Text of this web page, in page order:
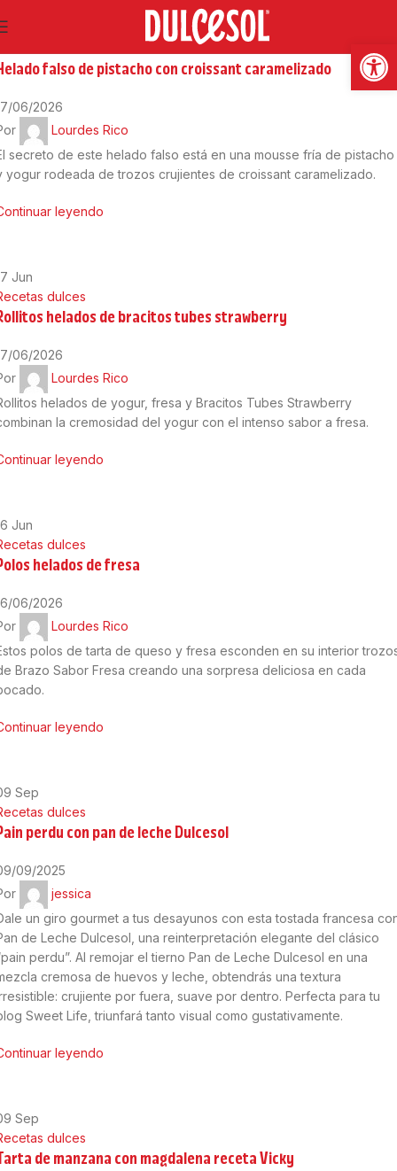
falso de pistacho con croissant caramelizado
06/2026
Lourdes Rico
secreto de este helado falso está en una mousse fría de pistacho
yogur rodeada de trozos crujientes de croissant caramelizado.
leyendo
Jun
dulces
helados de bracitos tubes strawberry
06/2026
Lourdes Rico
helados de yogur, fresa y Bracitos Tubes Strawberry
la cremosidad del yogur con el intenso sabor a fresa.
leyendo
Jun
dulces
helados de fresa
06/2026
Lourdes Rico
polos de tarta de queso y fresa esconden en su interior
Brazo Sabor Fresa creando una sorpresa deliciosa en cada
leyendo
Sep
dulces
perdu con pan de leche Dulcesol
09/2025
jessica
un giro gourmet a tus desayunos con esta tostada francesa
de Leche Dulcesol, una reinterpretación elegante del clásico
perdu”. Al remojar el tierno Pan de Leche Dulcesol en una
cremosa de huevos y leche, obtendrás una textura
crujiente por fuera, suave por dentro. Perfecta para tu
Sweet Life, triunfará tanto visual como gustativamente.
leyendo
Sep
dulces
de manzana con magdalena receta Vicky